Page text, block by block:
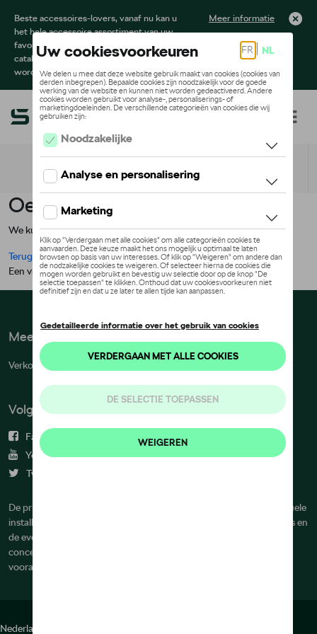
Beste accessoires-lovers, vanaf nu kan u
het hele accessoire assortiment van uw
favoriete merk terugvinden in de online
catalogus. Deze kunnen steeds besteld
worden via uw dealer.
Meer informatie
Toggle navigation
Oeps !
We kunnen de pagina, de informatie die u zoekt niet vinden
Terug naar de startpagina
Een vraag ?Neem contact op
Meer info
Verkoopsvoorwaarden
Volg ons
Facebook
Youtube
Twitter
De prijzen op deze site zijn adviesprijzen (incl. btw), exclusief eventuele
installatiekosten. Voor meer informatie over de actuele verkoopprijs en
de eventuele installatiekosten kunt u contact opnemen met uw
concessiehouder / agent. De adviesprijzen kunnen zonder
voorafgaande kennisgeving worden gewijzigd.
Nederlands